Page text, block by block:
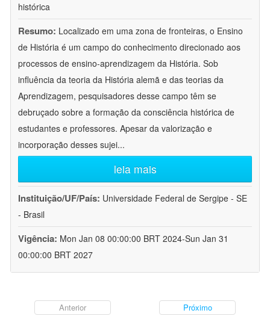
histórica
Resumo: Localizado em uma zona de fronteiras, o Ensino
de História é um campo do conhecimento direcionado aos
processos de ensino-aprendizagem da História. Sob
influência da teoria da História alemã e das teorias da
Aprendizagem, pesquisadores desse campo têm se
debruçado sobre a formação da consciência histórica de
estudantes e professores. Apesar da valorização e
incorporação desses sujei...
leia mais
Instituição/UF/País: Universidade Federal de Sergipe - SE
- Brasil
Vigência: Mon Jan 08 00:00:00 BRT 2024-Sun Jan 31
00:00:00 BRT 2027
Anterior Próximo